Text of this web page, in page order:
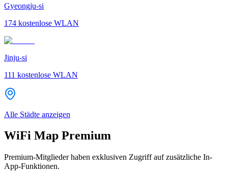
Gyeongju-si
174 kostenlose WLAN
Jinju-si
111 kostenlose WLAN
Alle Städte anzeigen
WiFi Map Premium
Premium-Mitglieder haben exklusiven Zugriff auf zusätzliche In-
App-Funktionen.